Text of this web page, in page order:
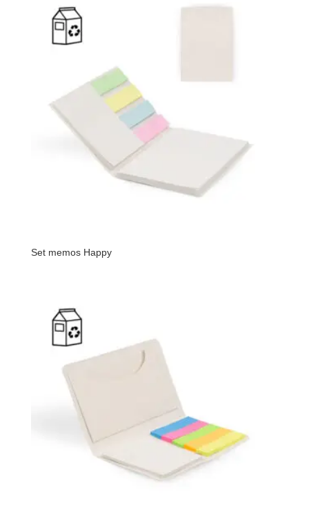
Set memos Happy